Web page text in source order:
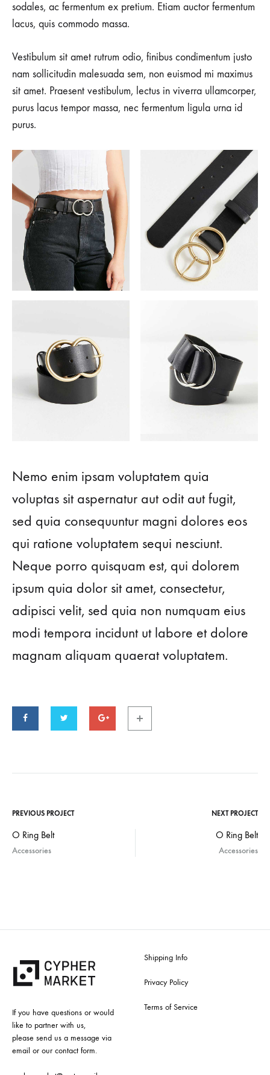
sodales, ac fermentum ex pretium. Etiam auctor fermentum
lacus, quis commodo massa.
Vestibulum sit amet rutrum odio, finibus condimentum justo
nam sollicitudin malesuada sem, non euismod mi maximus
sit amet. Praesent vestibulum, lectus in viverra ullamcorper,
purus lacus tempor massa, nec fermentum ligula urna id
purus.
Nemo enim ipsam voluptatem quia
voluptas sit aspernatur aut odit aut fugit,
sed quia consequuntur magni dolores eos
qui ratione voluptatem sequi nesciunt.
Neque porro quisquam est, qui dolorem
ipsum quia dolor sit amet, consectetur,
adipisci velit, sed quia non numquam eius
modi tempora incidunt ut labore et dolore
magnam aliquam quaerat voluptatem.
Project
PREVIOUS PROJECT NEXT PROJECT
O Ring Belt
Accessories
O Ring Belt
Accessories
If you have questions or would
like to partner with us,
please send us a message via
email or our contact form.
Shipping Info
Privacy Policy
Terms of Service